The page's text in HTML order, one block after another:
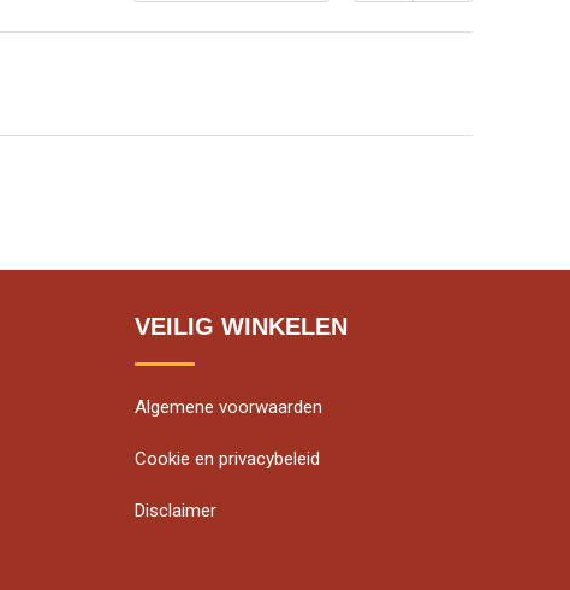
VEILIG WINKELEN
Algemene voorwaarden
Cookie en privacybeleid
Disclaimer